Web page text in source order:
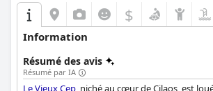
$
Information
Résumé des avis
Résumé par IA
Le Vieux Cep , niché au cœur de Cilaos, est